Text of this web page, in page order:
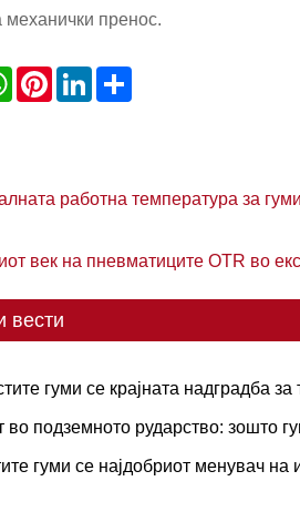
механички пренос.
WhatsAppPinterestLinkedIn
работна температура за
век на пневматиците OTR во
вести
гуми се крајната надградба за
во подземното рударство: зошто
се клучни за елиминирање на
гуми се најдобриот менувач на